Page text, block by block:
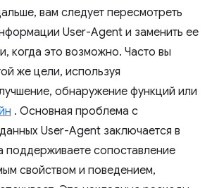
вам следует пересмотреть
User-Agent и заменить ее
когда это возможно. Часто вы
же цели, используя
обнаружение функций или
. Основная проблема с
User-Agent заключается в
поддерживаете сопоставление
свойством и поведением,